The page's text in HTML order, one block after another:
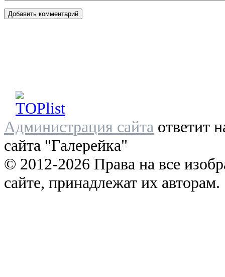
Администрация сайта ответит
сайта "Галерейка"
© 2012-2026 Права на все
сайте, принадлежат их авторам.